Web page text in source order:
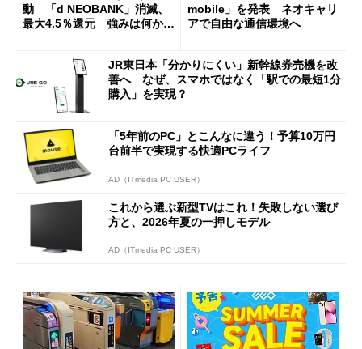
動 「d NEOBANK」消滅、
最大4.5％還元 強みは何か解
mobile」を発表 ネオキャリ
アで自由な通信環境へ
JR東日本「分かりにくい」新幹線券売機を改
善へ なぜ、スマホではなく「駅での最短1分
購入」を実現？
「5年前のPC」とこんなに違う！予算10万円
台前半で実現する快適PCライフ
AD（ITmedia PC USER）
これから選ぶ新型TVはこれ！失敗しない選び
方と、2026年夏の一押しモデル
AD（ITmedia PC USER）